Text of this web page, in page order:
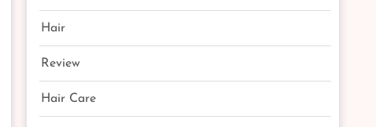
Hair
Review
Hair Care